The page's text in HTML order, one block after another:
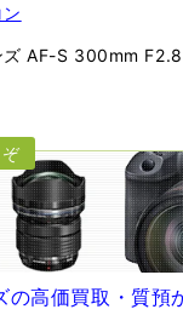
ズ AF-S 300mm
の高価買取・質預